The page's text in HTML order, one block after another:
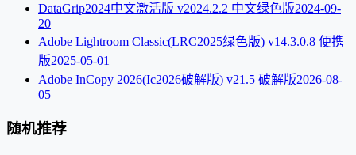
DataGrip2024中文激活版 v2024.2.2 中文绿色版2024-09-
20
Adobe Lightroom Classic(LRC2025绿色版) v14.3.0.8 便携
版2025-05-01
Adobe InCopy 2026(Ic2026破解版) v21.5 破解版2026-08-
05
随机推荐